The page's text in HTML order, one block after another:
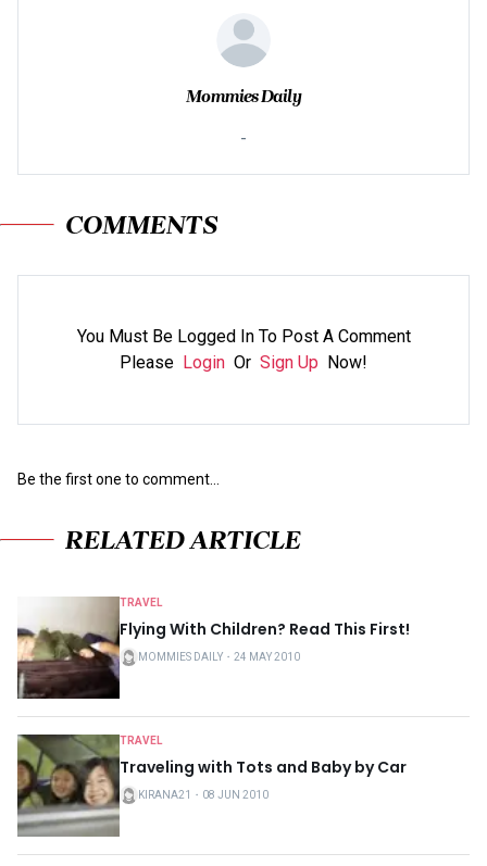
Mommies Daily
-
COMMENTS
You Must Be Logged In To Post A Comment
Please Login Or Sign Up Now!
Be the first one to comment...
RELATED ARTICLE
TRAVEL
Flying With Children? Read This First!
MOMMIES DAILY ・ 24 MAY 2010
TRAVEL
Traveling with Tots and Baby by Car
KIRANA21 ・ 08 JUN 2010